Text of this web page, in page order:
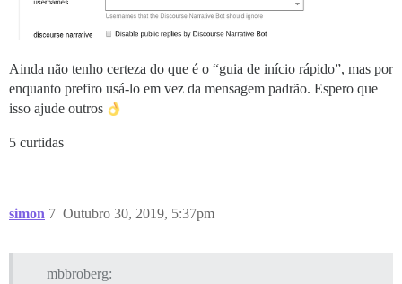
Ainda não tenho certeza do que é o “guia de início rápido”, mas por
enquanto prefiro usá-lo em vez da mensagem padrão. Espero que
isso ajude outros
5 curtidas
simon Outubro 30, 2019, 5:37pm
7
mbbroberg: